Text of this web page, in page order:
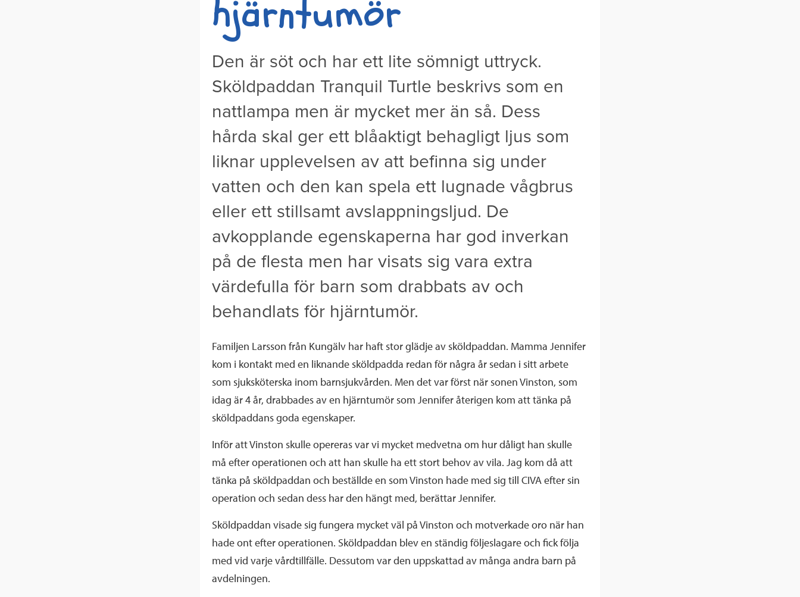
hjärntumör
Den är söt och har ett lite sömnigt uttryck.
Sköldpaddan Tranquil Turtle beskrivs som en
nattlampa men är mycket mer än så. Dess
hårda skal ger ett blåaktigt behagligt ljus som
liknar upplevelsen av att befinna sig under
vatten och den kan spela ett lugnade vågbrus
eller ett stillsamt avslappningsljud. De
avkopplande egenskaperna har god inverkan
på de flesta men har visats sig vara extra
värdefulla för barn som drabbats av och
behandlats för hjärntumör.
Familjen Larsson från Kungälv har haft stor glädje av sköldpaddan. Mamma Jennifer
kom i kontakt med en liknande sköldpadda redan för några år sedan i sitt arbete
som sjuksköterska inom barnsjukvården. Men det var först när sonen Vinston, som
idag är 4 år, drabbades av en hjärntumör som Jennifer återigen kom att tänka på
sköldpaddans goda egenskaper.
Inför att Vinston skulle opereras var vi mycket medvetna om hur dåligt han skulle
må efter operationen och att han skulle ha ett stort behov av vila. Jag kom då att
tänka på sköldpaddan och beställde en som Vinston hade med sig till CIVA efter sin
operation och sedan dess har den hängt med, berättar Jennifer.
Sköldpaddan visade sig fungera mycket väl på Vinston och motverkade oro när han
hade ont efter operationen. Sköldpaddan blev en ständig följeslagare och fick följa
med vid varje vårdtillfälle. Dessutom var den uppskattad av många andra barn på
avdelningen.